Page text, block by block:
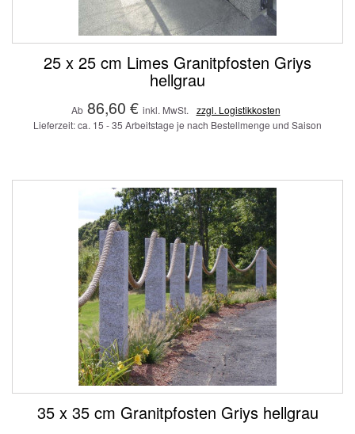
25 x 25 cm Limes Granitpfosten Griys
hellgrau
Ab 86,60 € inkl. MwSt.
zzgl. Logistikkosten
Lieferzeit: ca. 15 - 35 Arbeitstage je nach Bestellmenge und Saison
35 x 35 cm Granitpfosten Griys hellgrau